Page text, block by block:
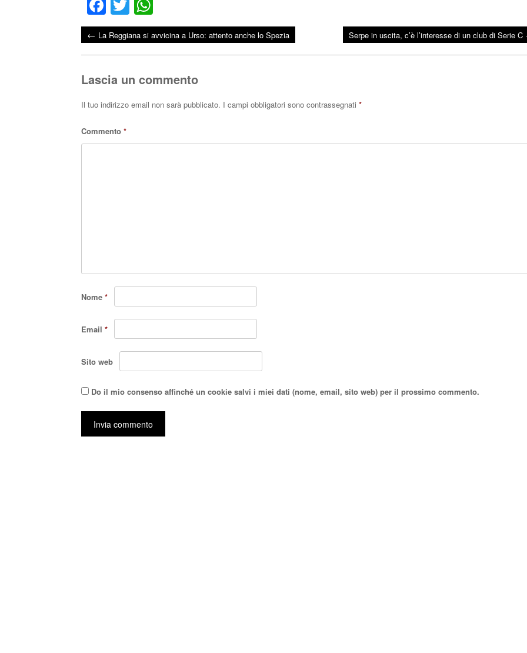
Fa
ce
bo
ok
T
wi
tte
r
ha
ts
A
pp
Post navigation
← La Reggiana si avvicina a Urso: attento anche lo Spezia Serpe in uscita, c’è l’interesse di un club di Serie C
Lascia un commento
Il tuo indirizzo email non sarà pubblicato. I campi obbligatori sono contrassegnati *
Commento *
Nome *
Email *
Sito web
Do il mio consenso affinché un cookie salvi i miei dati (nome, email, sito web) per il prossimo commento.